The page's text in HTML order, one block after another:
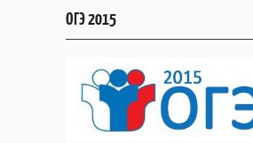
ОГЭ 2015